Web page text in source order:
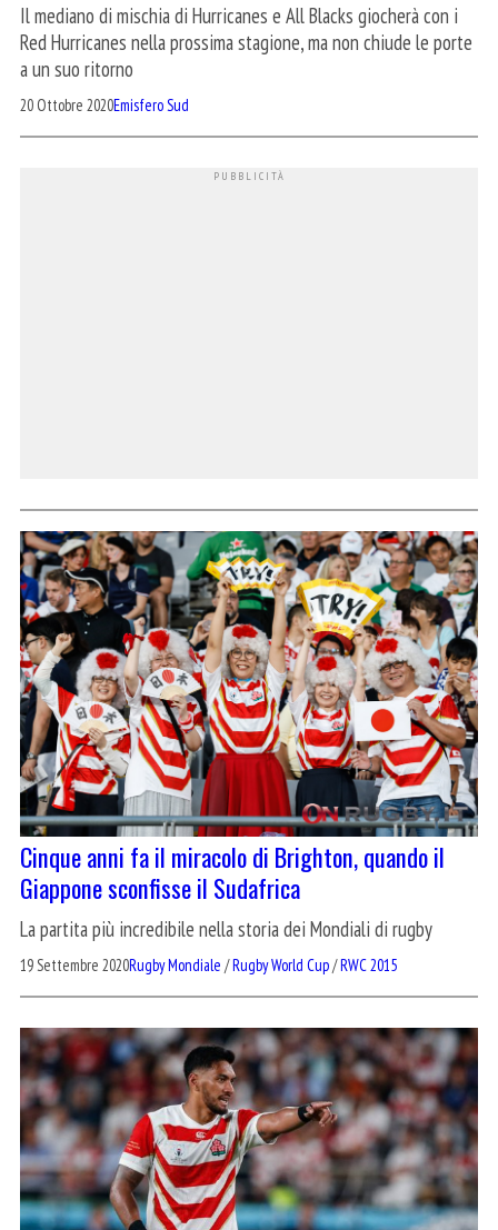
Il mediano di mischia di Hurricanes e All Blacks giocherà con i
Red Hurricanes nella prossima stagione, ma non chiude le porte
a un suo ritorno
20 Ottobre 2020Emisfero Sud
Cinque anni fa il miracolo di Brighton, quando il
Giappone sconfisse il Sudafrica
La partita più incredibile nella storia dei Mondiali di rugby
19 Settembre 2020Rugby Mondiale /Rugby World Cup/RWC 2015